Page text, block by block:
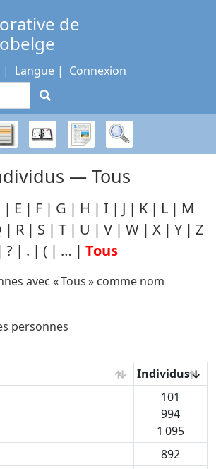
de
Langue Connexion
Listes CalendrierRapports
— Tous
E F G H I J K L
M
R S T U V W X Y
Z
?
. ( … Tous
avec «Tous» comme nom
personnes
Individus
101
994
1 095
892